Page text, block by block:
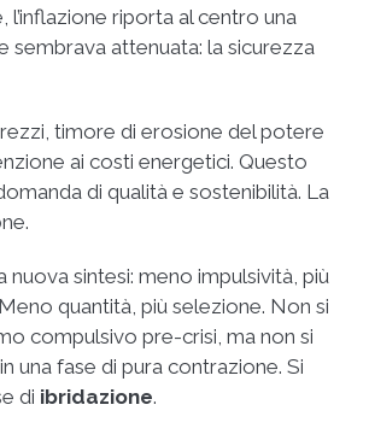
l’inflazione riporta al centro una
sembrava attenuata: la sicurezza
timore di erosione del potere
ai costi energetici. Questo
di qualità e sostenibilità. La
nuova sintesi: meno impulsività, più
quantità, più selezione. Non si
compulsivo pre-crisi, ma non si
una fase di pura contrazione. Si
di ibridazione.